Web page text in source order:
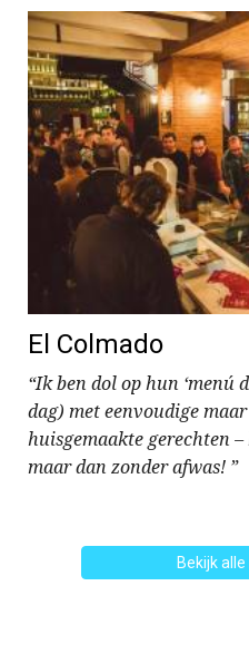
El Colmado
“Ik ben dol op hun ‘menú
dag) met eenvoudige
huisgemaakte gerechten
maar dan zonder afwas! ”
Bekijk